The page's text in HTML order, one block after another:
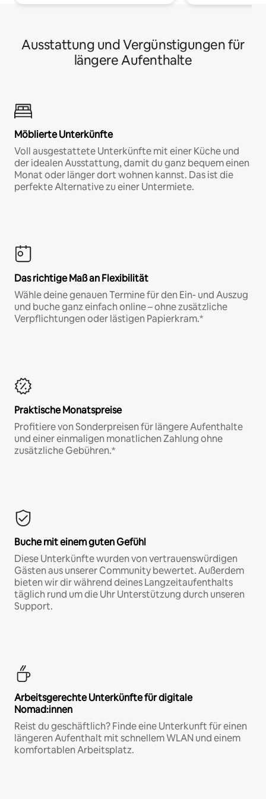
Ausstattung und Vergünstigungen für
längere Aufenthalte
Möblierte Unterkünfte
Voll ausgestattete Unterkünfte mit einer Küche und
der idealen Ausstattung, damit du ganz bequem einen
Monat oder länger dort wohnen kannst. Das ist die
perfekte Alternative zu einer Untermiete.
Das richtige Maß an Flexibilität
Wähle deine genauen Termine für den Ein- und Auszug
und buche ganz einfach online – ohne zusätzliche
Verpflichtungen oder lästigen Papierkram.*
Praktische Monatspreise
Profitiere von Sonderpreisen für längere Aufenthalte
und einer einmaligen monatlichen Zahlung ohne
zusätzliche Gebühren.*
Buche mit einem guten Gefühl
Diese Unterkünfte wurden von vertrauenswürdigen
Gästen aus unserer Community bewertet. Außerdem
bieten wir dir während deines Langzeitaufenthalts
täglich rund um die Uhr Unterstützung durch unseren
Support.
Arbeitsgerechte Unterkünfte für digitale
Nomad:innen
Reist du geschäftlich? Finde eine Unterkunft für einen
längeren Aufenthalt mit schnellem WLAN und einem
komfortablen Arbeitsplatz.